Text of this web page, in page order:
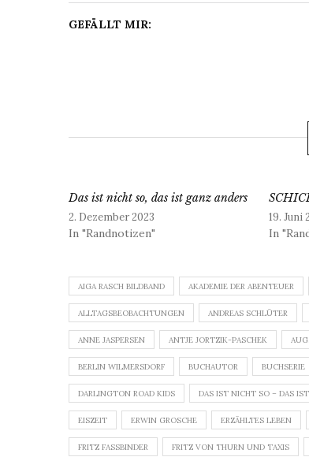
GEFÄLLT MIR:
Das ist nicht so, das ist ganz anders
2. Dezember 2023
In "Randnotizen"
19. Juni
In
AIGA RASCH BILDBAND AKADEMIE DER ABENTEUER
ALLTAGSBEOBACHTUNGEN ANDREAS SCHLÜTER
ANNE JASPERSEN ANTJE JORTZIK-PASCHEK
BERLIN WILMERSDORF BUCHAUTOR BUCHSERIE
DARLINGTON ROAD KIDS DAS IST NICHT SO – DAS
EISZEIT ERWIN GROSCHE ERZÄHLTES LEBEN
FRITZ FASSBINDER FRITZ VON THURN UND TAXIS